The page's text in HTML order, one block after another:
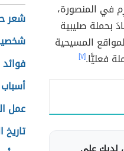
في المنصورة،
بحملة صليبية
المواقع المسيحية
فعليًّا.[٧]
شعر
فوائد
عمل